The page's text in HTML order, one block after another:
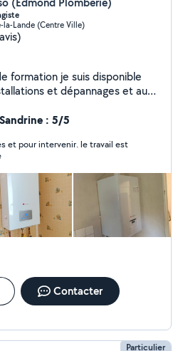
la-Lande (Centre Ville)
formation je suis disponible
: 5/5
et pour intervenir. le travail est
Contacter
Particulier